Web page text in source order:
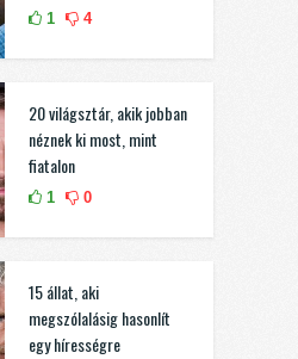
1 4
20 világsztár, akik jobban
néznek ki most, mint
fiatalon
1 0
15 állat, aki
megszólalásig hasonlít
egy hírességre